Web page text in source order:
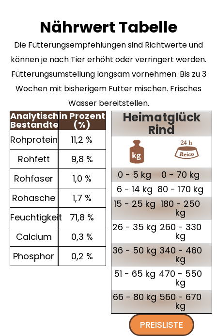
Nährwert Tabelle
Die Fütterungsempfehlungen sind Richtwerte und
können je nach Tier erhöht oder verringert werden.
Fütterungsumstellung langsam vornehmen. Bis zu 3
Wochen mit bisherigem Futter mischen. Frisches
Wasser bereitstellen.
Analytische
Bestandteile
Rohprotein
Rohfett
Rohfaser
Rohasche
Feuchtigkeit
Calcium
Phosphor
in Prozent
(%)
11,2 %
9,8 %
1,0 %
1,7 %
71,8 %
0,3 %
0,2 %
Heimatglück
Rind
0 - 5 kg
0 - 70 kg
6 - 14 kg 80 - 170 kg
15 - 25 kg 180 - 250
kg
26 - 35 kg 260 - 330
kg
36 - 50 kg 340 - 460
kg
51 - 65 kg 470 - 550
kg
66 - 80 kg 560 - 670
kg
PREISLISTE